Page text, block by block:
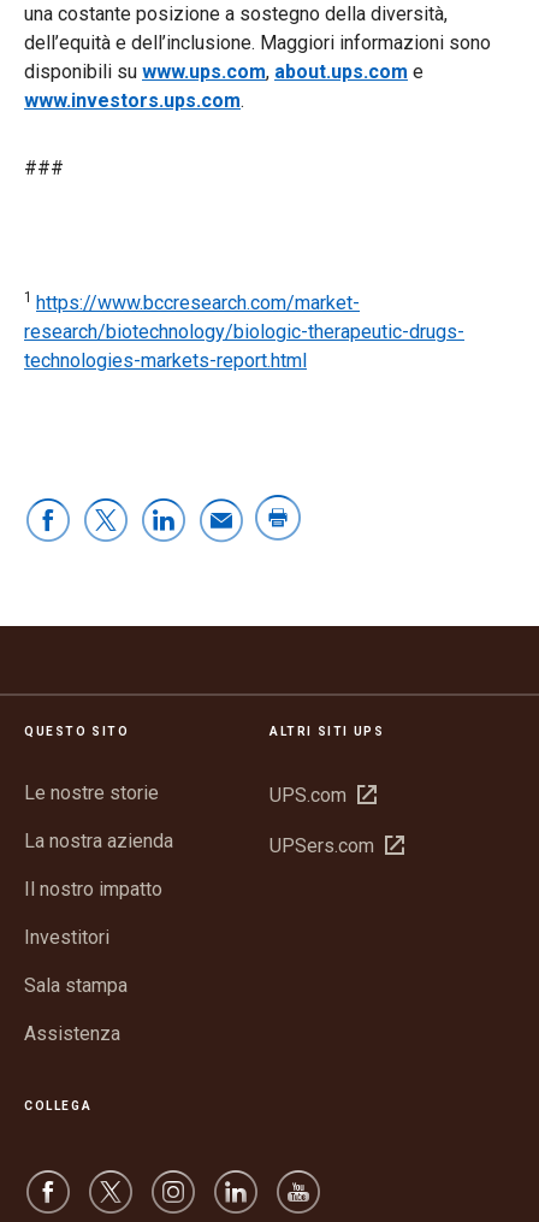
una costante posizione a sostegno della diversità,
dell’equità e dell’inclusione. Maggiori informazioni sono
disponibili su www.ups.com, about.ups.com e
www.investors.ups.com.
###
1 https://www.bccresearch.com/market-
research/biotechnology/biologic-therapeutic-drugs-
technologies-markets-report.html
QUESTO SITO
Le nostre storie
La nostra azienda
Il nostro impatto
Investitori
Sala stampa
Assistenza
ALTRI SITI UPS
UPS.com Apri
una
UPSers.com Apri
COLLEGA